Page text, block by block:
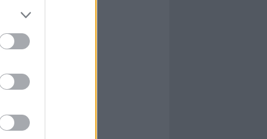
kis falunk
Mix
közt